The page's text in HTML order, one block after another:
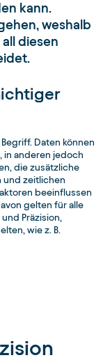
kann.
weshalb
diesen
Daten können
in anderen jedoch
die zusätzliche
und zeitlichen
beeinflussen
gelten für alle
Präzision,
wie z. B.